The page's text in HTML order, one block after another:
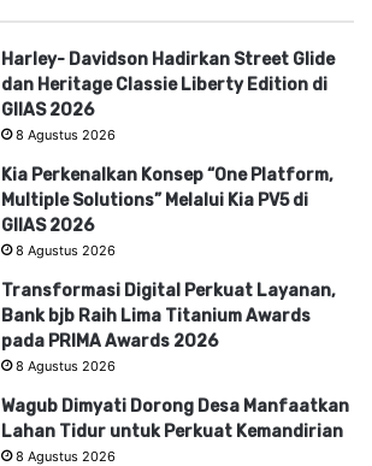
Harley- Davidson Hadirkan Street Glide
dan Heritage Classie Liberty Edition di
GIIAS 2026
8 Agustus 2026
Kia Perkenalkan Konsep “One Platform,
Multiple Solutions” Melalui Kia PV5 di
GIIAS 2026
8 Agustus 2026
Transformasi Digital Perkuat Layanan,
Bank bjb Raih Lima Titanium Awards
pada PRIMA Awards 2026
8 Agustus 2026
Wagub Dimyati Dorong Desa Manfaatkan
Lahan Tidur untuk Perkuat Kemandirian
8 Agustus 2026